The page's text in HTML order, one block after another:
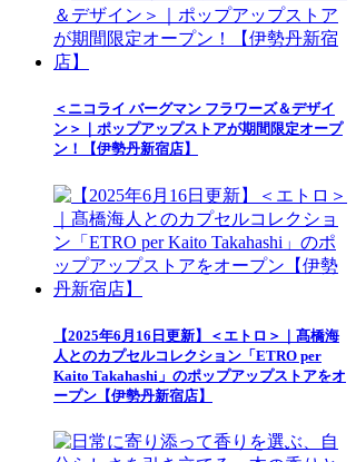
＜ニコライ バーグマン フラワーズ＆デザイ
ン＞｜ポップアップストアが期間限定オープ
ン！【伊勢丹新宿店】
【2025年6月16日更新】＜エトロ＞｜髙橋海
人とのカプセルコレクション「ETRO per
Kaito Takahashi」のポップアップストアをオ
ープン【伊勢丹新宿店】